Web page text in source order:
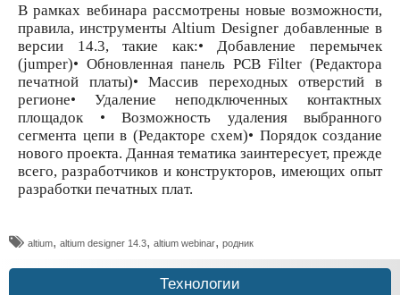
В рамках вебинара рассмотрены новые возможности,
правила, инструменты Altium Designer добавленные в
версии 14.3, такие как:• Добавление перемычек
(jumper)• Обновленная панель PCB Filter (Редактора
печатной платы)• Массив переходных отверстий в
регионе• Удаление неподключенных контактных
площадок • Возможность удаления выбранного
сегмента цепи в (Редакторе схем)• Порядок создание
нового проекта. Данная тематика заинтересует, прежде
всего, разработчиков и конструкторов, имеющих опыт
разработки печатных плат.
altium, altium designer 14.3, altium webinar, родник
Технологии